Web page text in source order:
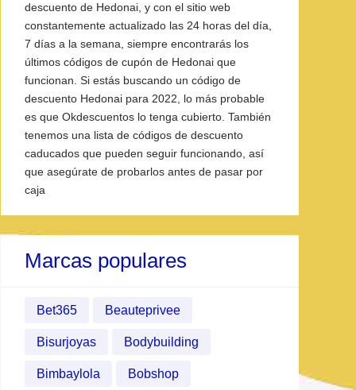
descuento de Hedonai, y con el sitio web
constantemente actualizado las 24 horas del día,
7 días a la semana, siempre encontrarás los
últimos códigos de cupón de Hedonai que
funcionan. Si estás buscando un código de
descuento Hedonai para 2022, lo más probable
es que Okdescuentos lo tenga cubierto. También
tenemos una lista de códigos de descuento
caducados que pueden seguir funcionando, así
que asegúrate de probarlos antes de pasar por
caja
Marcas populares
Bet365 Beauteprivee
Bisurjoyas Bodybuilding
Bimbaylola Bobshop